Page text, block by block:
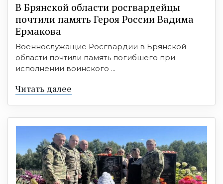
В Брянской области росгвардейцы
почтили память Героя России Вадима
Ермакова
Военнослужащие Росгвардии в Брянской
области почтили память погибшего при
исполнении воинского ...
Читать далее